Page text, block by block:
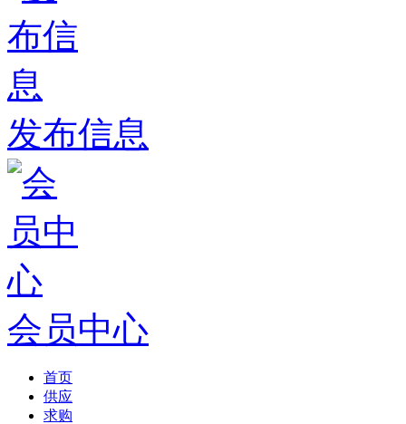
发布信息
会员中心
首页
供应
求购